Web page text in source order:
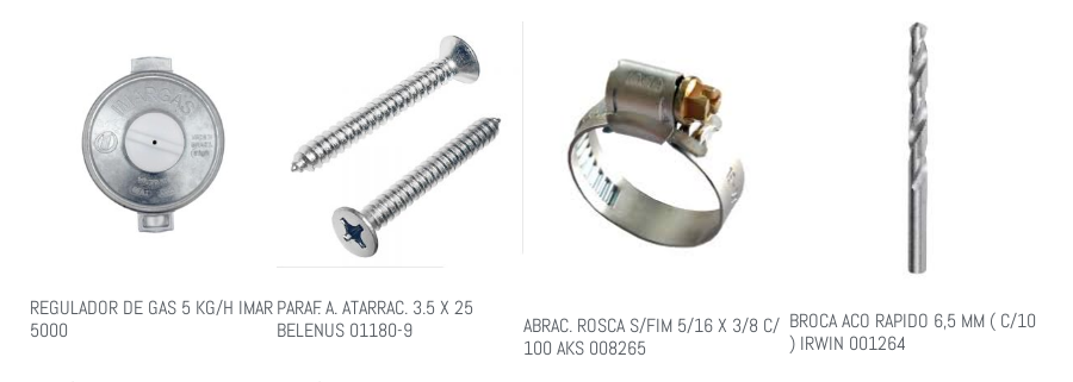
REGULADOR DE GAS 5 KG/H IMAR
5000
PARAF. A. ATARRAC. 3.5 X 25
BELENUS 01180-9
ABRAC. ROSCA S/FIM 5/16 X 3/8 C/
100 AKS 008265
BROCA ACO RAPIDO 6,5 MM ( C/10
) IRWIN 001264